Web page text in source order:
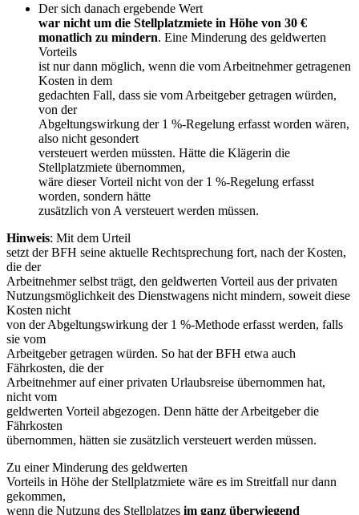
Der sich danach ergebende Wert
war nicht um die Stellplatzmiete in Höhe von 30 €
monatlich zu mindern. Eine Minderung des geldwerten
Vorteils
ist nur dann möglich, wenn die vom Arbeitnehmer getragenen
Kosten in dem
gedachten Fall, dass sie vom Arbeitgeber getragen würden,
von der
Abgeltungswirkung der 1 %-Regelung erfasst worden wären,
also nicht gesondert
versteuert werden müssten. Hätte die Klägerin die
Stellplatzmiete übernommen,
wäre dieser Vorteil nicht von der 1 %-Regelung erfasst
worden, sondern hätte
zusätzlich von A versteuert werden müssen.
Hinweis: Mit dem Urteil
setzt der BFH seine aktuelle Rechtsprechung fort, nach der Kosten,
die der
Arbeitnehmer selbst trägt, den geldwerten Vorteil aus der privaten
Nutzungsmöglichkeit des Dienstwagens nicht mindern, soweit diese
Kosten nicht
von der Abgeltungswirkung der 1 %-Methode erfasst werden, falls
sie vom
Arbeitgeber getragen würden. So hat der BFH etwa auch
Fährkosten, die der
Arbeitnehmer auf einer privaten Urlaubsreise übernommen hat,
nicht vom
geldwerten Vorteil abgezogen. Denn hätte der Arbeitgeber die
Fährkosten
übernommen, hätten sie zusätzlich versteuert werden müssen.
Zu einer Minderung des geldwerten
Vorteils in Höhe der Stellplatzmiete wäre es im Streitfall nur dann
gekommen,
wenn die Nutzung des Stellplatzes im ganz überwiegend